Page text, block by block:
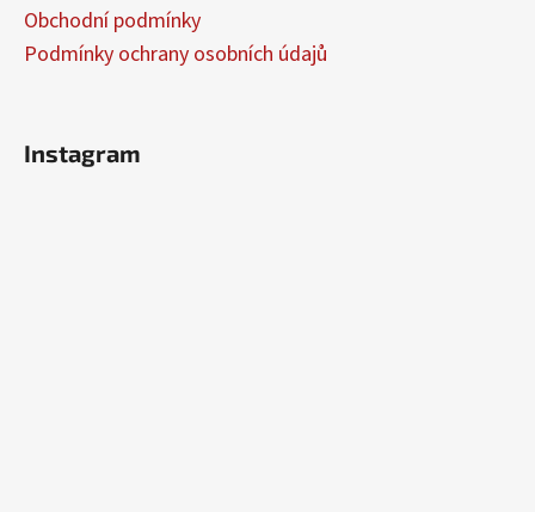
ý
Obchodní podmínky
Podmínky ochrany osobních údajů
Instagram